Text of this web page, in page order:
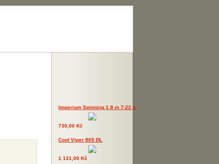
Imperium Spinning 1,8 m 7-22 g
730,00 Kč
Cool Viper 865 DL
1 131,00 Kč